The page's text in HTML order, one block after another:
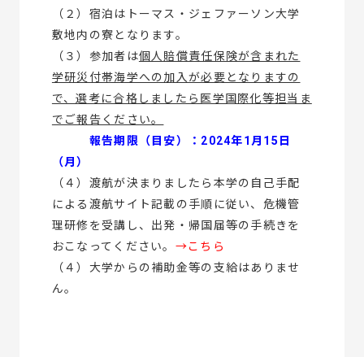
（２）宿泊はトーマス・ジェファーソン大学
敷地内の寮となります。
（３）参加者は個人賠償責任保険が含まれた
学研災付帯海学への加入が必要となりますの
で、選考に合格しましたら医学国際化等担当ま
でご報告ください。
報告期限（目安）：2024年1月15日
（月）
（４）渡航が決まりましたら本学の自己手配
による渡航サイト記載の手順に従い、危機管
理研修を受講し、出発・帰国届等の手続きを
おこなってください。 →こちら
（４）大学からの補助金等の支給はありませ
ん。